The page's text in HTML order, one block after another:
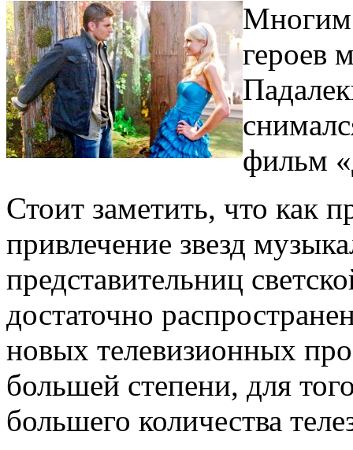
Многим
героев
фильм
Стоит заметить, что как
привлечение звезд
представительниц
достаточно
новых телевизионных
большей степени, для
большего количества